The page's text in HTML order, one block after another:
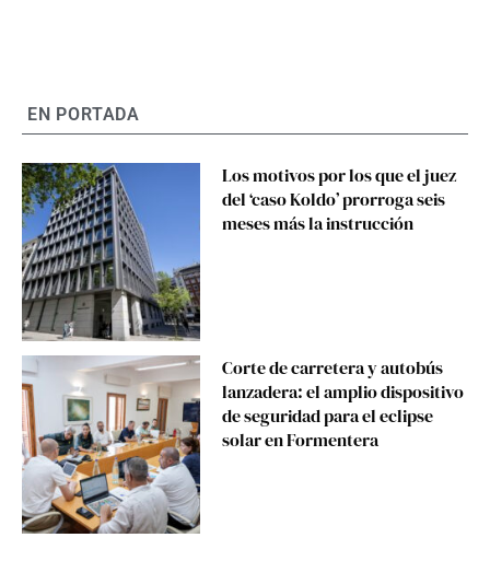
EN PORTADA
Los motivos por los que el juez
del ‘caso Koldo’ prorroga seis
meses más la instrucción
Corte de carretera y autobús
lanzadera: el amplio dispositivo
de seguridad para el eclipse
solar en Formentera